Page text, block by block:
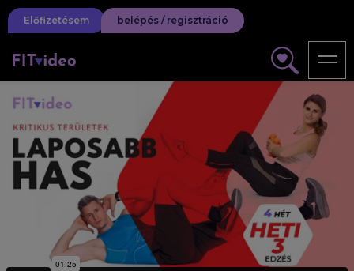
Előfizetésem belépés / regisztráció